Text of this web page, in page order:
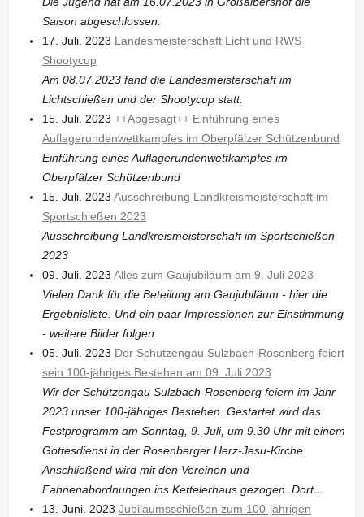
Saison abgeschlossen.
17. Juli. 2023 Landesmeisterschaft Licht und RWS
Shootycup
Am 08.07.2023 fand die Landesmeisterschaft im
Lichtschießen und der Shootycup statt.
15. Juli. 2023 ++Abgesagt++ Einführung eines
Auflagerundenwettkampfes im Oberpfälzer Schützenbund
Einführung eines Auflagerundenwettkampfes im
Oberpfälzer Schützenbund
15. Juli. 2023 Ausschreibung Landkreismeisterschaft im
Sportschießen 2023
Ausschreibung Landkreismeisterschaft im Sportschießen
2023
09. Juli. 2023 Alles zum Gaujubiläum am 9. Juli 2023
Vielen Dank für die Beteilung am Gaujubiläum - hier die
Ergebnisliste. Und ein paar Impressionen zur Einstimmung
- weitere Bilder folgen.
05. Juli. 2023 Der Schützengau Sulzbach-Rosenberg feiert
sein 100-jähriges Bestehen am 09. Juli 2023
Wir der Schützengau Sulzbach-Rosenberg feiern im Jahr
2023 unser 100-jähriges Bestehen. Gestartet wird das
Festprogramm am Sonntag, 9. Juli, um 9.30 Uhr mit einem
Gottesdienst in der Rosenberger Herz-Jesu-Kirche.
Anschließend wird mit den Vereinen und
Fahnenabordnungen ins Kettelerhaus gezogen. Dort…
13. Juni. 2023 Jubiläumsschießen zum 100-jährigen